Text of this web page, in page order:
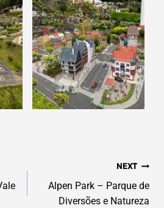
NEXT
Alpen Park – Parque de
Diversões e Natureza